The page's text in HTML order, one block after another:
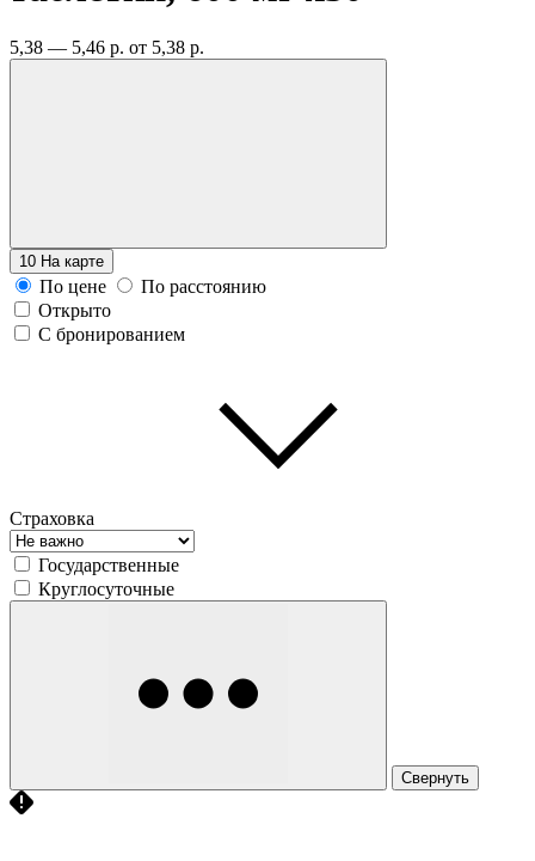
5,38 — 5,46 р. от 5,38 р.
10 На карте
По цене
По расстоянию
Открыто
С бронированием
Страховка
Государственные
Круглосуточные
Свернуть